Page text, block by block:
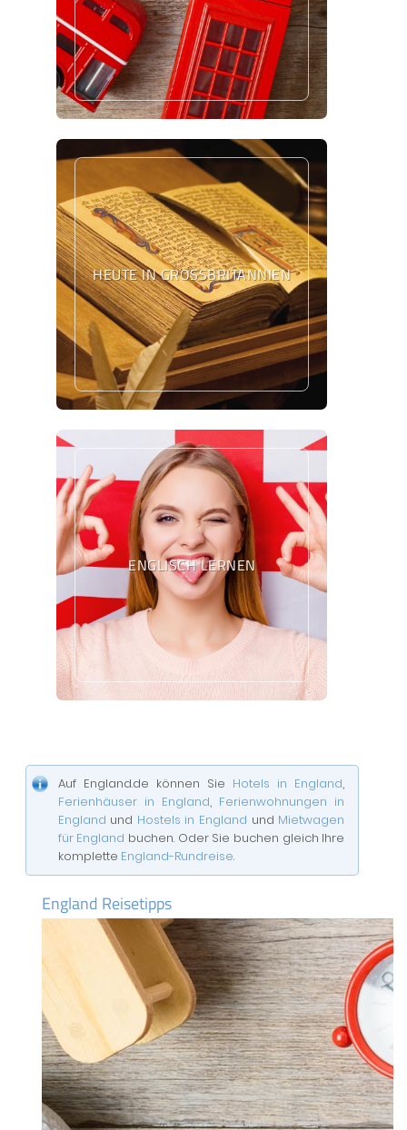
HEUTE IN GROSSBRITANNIEN
ENGLISCH LERNEN
Auf England.de können Sie Hotels in England,
Ferienhäuser in England, Ferienwohnungen in
England und Hostels in England und Mietwagen
für England buchen. Oder Sie buchen gleich Ihre
komplette England-Rundreise.
England Reisetipps